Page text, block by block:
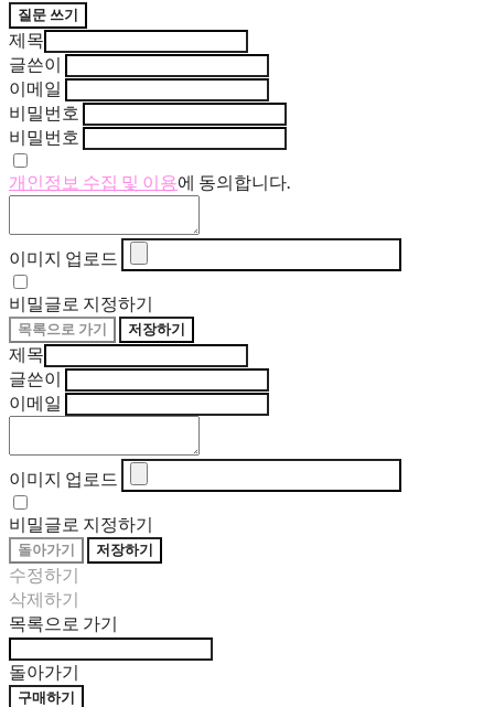
질문 쓰기
제목
글쓴이
이메일
비밀번호
비밀번호
개인정보 수집 및 이용에 동의합니다.
이미지 업로드
비밀글로 지정하기
목록으로 가기 저장하기
제목
글쓴이
이메일
이미지 업로드
비밀글로 지정하기
돌아가기 저장하기
수정하기
삭제하기
목록으로 가기
돌아가기
구매하기